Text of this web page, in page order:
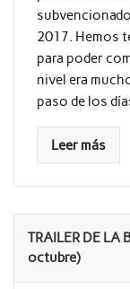
2017. Hemos
para poder
nivel era
paso de los
Leer más
TRAILER DE LA
octubre)